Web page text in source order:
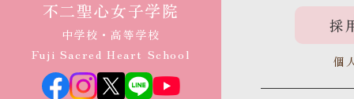
不二聖心女子学院
中学校・高等学校
Fuji Sacred Heart School
採
個